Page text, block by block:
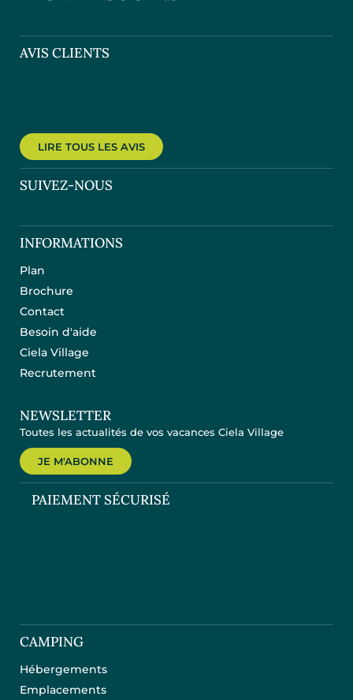
AVIS CLIENTS
LIRE TOUS LES AVIS
SUIVEZ-NOUS
INFORMATIONS
Plan
Brochure
Contact
Besoin d'aide
Ciela Village
Recrutement
NEWSLETTER
Toutes les actualités de vos vacances Ciela Village
JE M'ABONNE
PAIEMENT SÉCURISÉ
CAMPING
Hébergements
Emplacements